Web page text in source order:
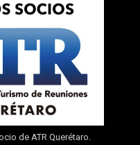
de ATR Querétaro.